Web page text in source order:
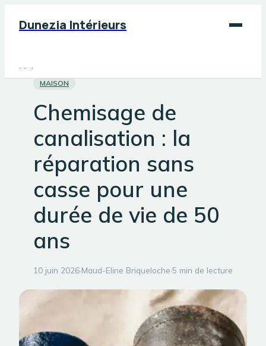
Dunezia Intérieurs
Maison
Jardinage
Bricolage
MAISON
Chemisage de
canalisation : la
réparation sans
casse pour une
durée de vie de 50
ans
10 juin 2026·Maud-Eline Briqueloche·5 min de lecture